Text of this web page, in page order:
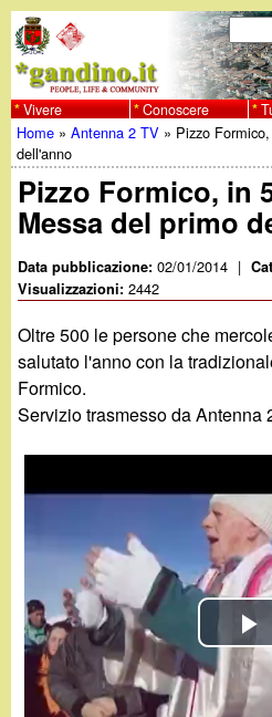
al
contenuto
principale
w
w
w
.
g
a
n
d
n
o
F
o
r
m
d
r
i
c
a
C
e
r
c
a
Vivere Conoscere
Tu
sei
qui
Home »Antenna 2 TV » Pizzo
dell'anno
Pizzo Formico, in
Messa del primo
Data pubblicazione:02/01/2014 |
Visualizzazioni:2442
Oltre 500 le persone che
salutato l'anno con la
Formico.
Servizio trasmesso da Antenna
P
l